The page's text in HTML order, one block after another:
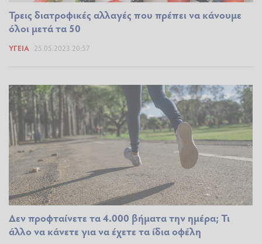
Τρεις διατροφικές αλλαγές που πρέπει να κάνουμε
όλοι μετά τα 50
ΥΓΕΊΑ 25.05.2023 20:57
Δεν προφταίνετε τα 4.000 βήματα την ημέρα; Τι
άλλο να κάνετε για να έχετε τα ίδια οφέλη